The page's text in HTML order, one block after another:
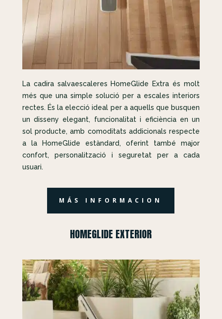
La cadira salvaescaleres HomeGlide Extra és molt
més que una simple solució per a escales interiors
rectes. És la elecció ideal per a aquells que busquen
un disseny elegant, funcionalitat i eficiència en un
sol producte, amb comoditats addicionals respecte
a la HomeGlide estàndard, oferint també major
confort, personalització i seguretat per a cada
usuari.
MÁS INFORMACION
HOMEGLIDE EXTERIOR